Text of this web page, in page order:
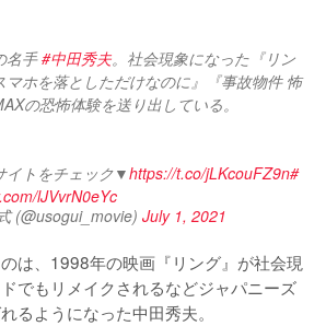
名手 #中田秀夫。社会現象になった『リン
マホを落としただけなのに』『事故物件 怖
の恐怖体験を送り出している。
イトをチェック▼https://t.co/jLKcouFZ9n#
lJVvrN0eYc
(@usogui_movie) July 1, 2021
は、1998年の映画『リング』が社会現
でもリメイクされるなどジャパニーズ
るようになった中田秀夫。